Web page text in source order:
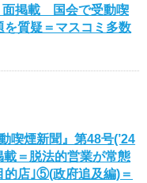
面掲載 国会で受動喫
を質疑＝マスコミ多数
喫煙新聞』第48号(’24
載＝脱法的営業が常態
的店｣⑤(政府追及編)＝